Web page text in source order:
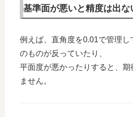
基準面が悪いと精度は出な
例えば、直角度を0.01で管理し
のものが反っていたり、
平面度が悪かったりすると、
ません。